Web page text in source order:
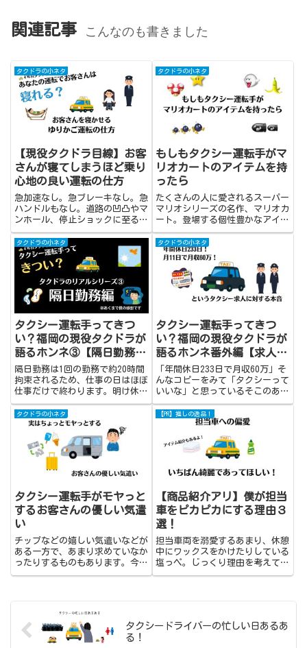
関連記事 こんなのも書きました
タクドラの小ネタ
【現役タクドラ目線】お客
さんが寝てしまうほど乗り
心地の良い運転の仕方
急加速なし。急ブレーキなし。急
ハンドルもなし。道路の凹凸やマ
ンホール、停止ショックに至るま
でを最小限に抑える、まるで赤ち
ゃんを乗せたゆりかごのような運
転について書きました。
タクドラの小ネタ
もしもタクシー運転手がマ
リオカートのアイテムを持
ったら
たくさんの人に愛されるスーパー
マリオシリーズの名作、マリオカ
ート。登場する個性豊かなアイテ
ムたちの中から仕事中に欲しくな
るものを考えました。完全にネタ
です。
タクドラの小ネタ
タクシー運転手ってきつ
い？福岡の現役タクドラが
語るホンネ③【隔日勤務
編】
隔日勤務は1回の勤務で約20時間
拘束されるため、仕事の日はほぼ
仕事だけで終わります。明け休み
も実際は疲労回復や睡眠に充てる
ことが多く、慣れるまでは生活リ
ズムの維持に苦労することもあり
ます。それでも昼夜両方の街を見
られる面白さや、時間の使い方次
第で自由時間を確保しやすいな
ど、隔日勤務ならではの魅力もあ
る勤務形態です。
タクドラの小ネタ
タクシー運転手ってきつ
い？福岡の現役タクドラが
語るホンネ番外編【求人広
告のワナ】
「年間休日233日で月収60万」そ
んなコピーをみて「タクシーって
いいな」と思っているそこのあな
た。うまい話には必ず裏がありま
すよ。
タクドラの小ネタ
タクシー運転手がモヤっと
するお客さんの優しい気遣
い
チップなどの嬉しい気遣いなどが
ある一方で、あまり求めていなか
ったりするものもあります。今回
はそんな「モヤっと」したお客さ
【PR】推しの逸品！
【商品紹介アリ】僕が担当
車をピカピカにする理由３
選！
担当車両を溺愛するあまり、休憩
中にワックスをかけたりしている
塩っペ。じっくり理由を考えてみ
ました！後半で僕がいつも使って
タクシードライバーの忙しい日あるあ
る！